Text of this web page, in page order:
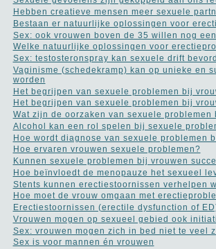
Hebben creatieve mensen meer sexuele
Bestaan er natuurlijke oplossingen voor
Sex: ook vrouwen boven de 35 willen nog
Welke natuurlijke oplossingen voor
Sex: testosteronspray kan sexuele drift
Vaginisme (schedekramp) kan op unieke en
worden
Het begrijpen van sexuele problemen bij
Het begrijpen van sexuele problemen bij
Wat zijn de oorzaken van sexuele problemen
Alcohol kan een rol spelen bij sexuele
Hoe wordt diagnose van sexuele problemen
Hoe ervaren vrouwen sexuele problemen?
Kunnen sexuele problemen bij vrouwen
Hoe beïnvloedt de menopauze het sexueel
Stents kunnen erectiestoornissen verhelpen
Hoe moet de vrouw omgaan met
Erectiestoornissen (erectile dysfunction of
Vrouwen mogen op sexueel gebied ook
Sex: vrouwen mogen zich in bed niet te veel
Sex is voor mannen én vrouwen